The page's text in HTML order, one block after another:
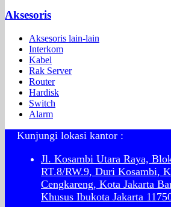
Aksesoris
Aksesoris lain-lain
Interkom
Kabel
Rak Server
Router
Hardisk
Switch
Alarm
Kunjungi lokasi kantor :
Jl. Kosambi Utara Raya,
RT.8/RW.9, Duri Kosambi,
Cengkareng, Kota Jakarta
Khusus Ibukota Jakarta